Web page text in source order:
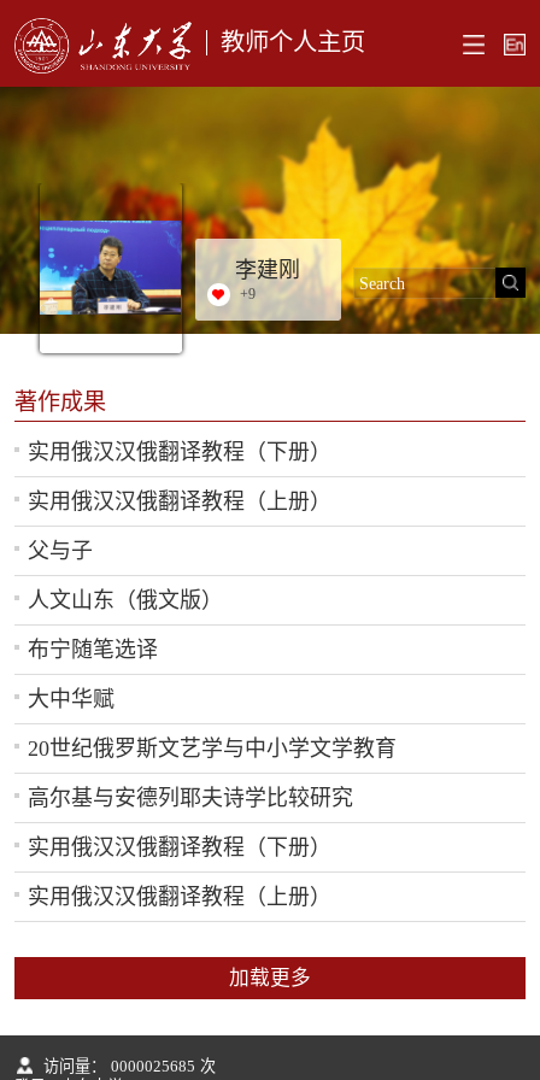
教师个人主页
李建刚
+9
著作成果
实用俄汉汉俄翻译教程（下册）
实用俄汉汉俄翻译教程（上册）
父与子
人文山东（俄文版）
布宁随笔选译
大中华赋
20世纪俄罗斯文艺学与中小学文学教育
高尔基与安德列耶夫诗学比较研究
实用俄汉汉俄翻译教程（下册）
实用俄汉汉俄翻译教程（上册）
加载更多
访问量： 0000025685 次